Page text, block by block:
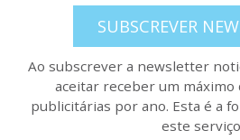
SUBSCREVER
Ao subscrever a newsletter
aceitar receber um
publicitárias por ano. Esta é a
este